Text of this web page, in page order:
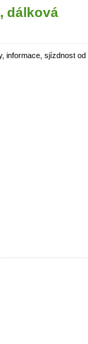
dálková
informace, sjízdnost od